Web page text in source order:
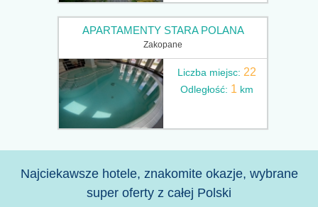
APARTAMENTY STARA POLANA
Zakopane
Liczba miejsc:22
Odległość: 1 km
Najciekawsze hotele, znakomite okazje, wybrane
super oferty z całej Polski